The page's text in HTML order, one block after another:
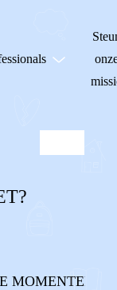
MOMENTEN